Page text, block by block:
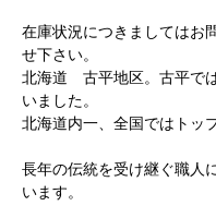
在庫状況につきましてはお
せ下さい。
北海道 古平地区。古平で
いました。
北海道内一、全国ではトッ
長年の伝統を受け継ぐ職人
います。